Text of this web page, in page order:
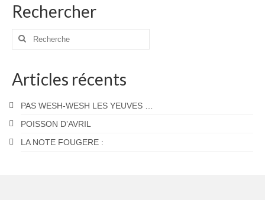
Rechercher
Rechercher
Articles récents
PAS WESH-WESH LES YEUVES …
POISSON D’AVRIL
LA NOTE FOUGERE :